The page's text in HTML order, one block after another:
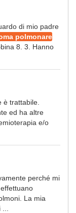
di mio padre
polmonare
8. 3. Hanno
è trattabile.
ed ha altre
e/o
perché mi
La mia